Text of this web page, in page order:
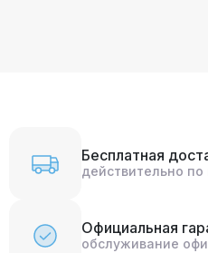
Бесплатная
действительно по
Официальная
обслуживание